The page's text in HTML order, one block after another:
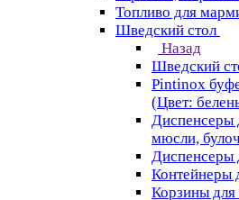
Топливо для
Шведский стол
Назад
Шведский
Pintinox
(Цвет:
Диспенсеры
мюсли,
Диспенсеры
Контейнеры
Корзины для